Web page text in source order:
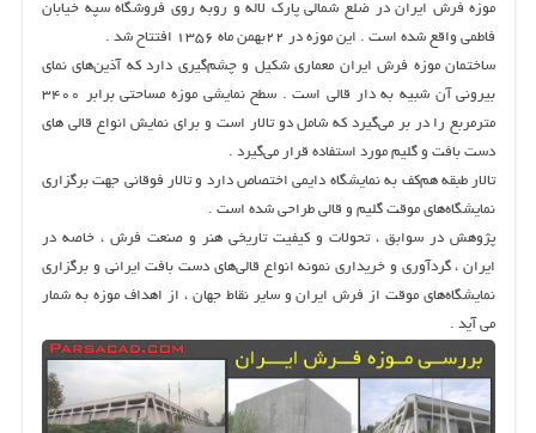
موزه فرش ایران در ضلع شمالی پارك لاله و روبه‌ روی فروشگاه سپه خیابان
فاطمی واقع شده است‌ . این موزه در ۲۲بهمن ماه ۱۳۵۶ افتتاح شد .
ساختمان موزه فرش ایران معماری شكیل و چشم‌گیری دارد كه آذین‌های نمای
بیرونی آن شبیه به دار قالی است‌ . سطح نمایشی موزه مساحتی برابر ۳۴۰۰
مترمربع را در بر می‌گیرد كه شامل دو تالار است و برای نمایش انواع قالی‌ های
دست بافت و گلیم مورد استفاده قرار می‌گیرد .
تالار طبقه هم‌كف به نمایشگاه دایمی اختصاص دارد و تالار فوقانی جهت برگزاری
نمایشگاه‌های موقت گلیم و قالی طراحی شده است‌ .
پژوهش در سوابق‌ ، تحولات و كیفیت تاریخی هنر و صنعت فرش‌ ، خاصه در
ایران‌ ، گردآوری و خریداری نمونه انواع قالی‌های دست بافت ایرانی و برگزاری
نمایشگاه‌های موقت از فرش ایران و سایر نقاط جهان‌ ، از اهداف موزه به شمار
می آید .